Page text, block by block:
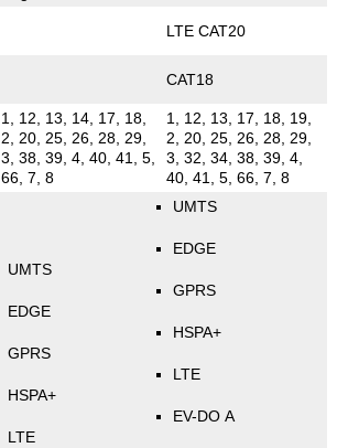
LTE CAT20
CAT18
1, 12, 13, 14, 17, 18,
2, 20, 25, 26, 28, 29,
3, 38, 39, 4, 40, 41, 5,
66, 7, 8
1, 12, 13, 17, 18, 19,
2, 20, 25, 26, 28, 29,
3, 32, 34, 38, 39, 4,
40, 41, 5, 66, 7, 8
UMTS
EDGE
GPRS
HSPA+
LTE
UMTS
EDGE
GPRS
HSPA+
LTE
EV-DO A